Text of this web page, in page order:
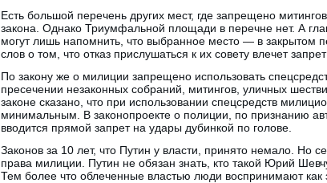
Есть большой перечень других мест, где запрещено
закона. Однако Триумфальной площади в перечне нет. А
могут лишь напомнить, что выбранное место — в закрытом
слов о том, что отказ прислушаться к их совету влечет
По закону же о милиции запрещено использовать
пресечении незаконных собраний, митингов, уличных
законе сказано, что при использовании спецсредств
минимальным. В законопроекте о полиции, по признанию
вводится прямой запрет на удары дубинкой по голове.
Законов за 10 лет, что Путин у власти, принято немало. Но
права милиции. Путин не обязан знать, кто такой Юрий
Тем более что облеченные властью люди воспринимают как